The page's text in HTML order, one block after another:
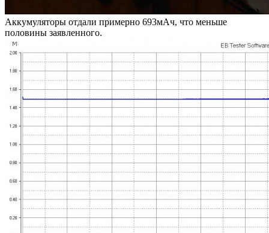
Аккумуляторы отдали примерно 693мАч, что меньше
половины заявленного.